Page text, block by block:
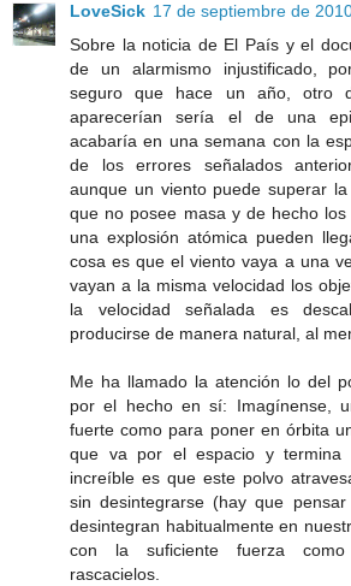
LoveSick 17 de septiembre de
Sobre la noticia de El País y el
de un alarmismo injustificado,
seguro que hace un año, otro
aparecerían sería el de una
acabaría en una semana con la
de los errores señalados
aunque un viento puede superar
que no posee masa y de hecho
una explosión atómica pueden
cosa es que el viento vaya a una
vayan a la misma velocidad los
la velocidad señalada es
producirse de manera natural, al
Me ha llamado la atención lo del
por el hecho en sí: Imagínense,
fuerte como para poner en órbita
que va por el espacio y
increíble es que este polvo
sin desintegrarse (hay que
desintegran habitualmente en
con la suficiente fuerza
rascacielos.